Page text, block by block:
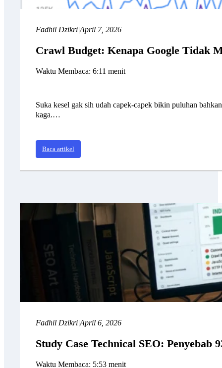
Fadhil Dzikri|April 7, 2026
Crawl Budget: Kenapa Google Tidak
Waktu Membaca: 6:11 menit
Suka kesel gak sih udah capek-capek bikin puluhan
kaga.…
Baca artikel
Fadhil Dzikri|April 6, 2026
Study Case Technical SEO:
Waktu Membaca: 5:53 menit